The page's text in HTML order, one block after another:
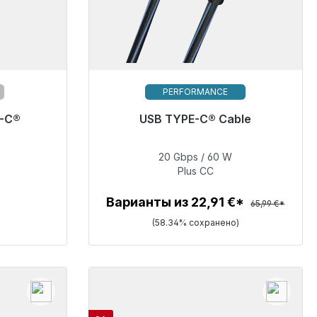
C®
PERFORMANCE
USB TYPE-C® Cable
срок поставки 48 часов*
Детали
20 Gbps / 60 W
Plus CC
Варианты из 22,91 €*
65,99 €*
(58.34% сохранено)